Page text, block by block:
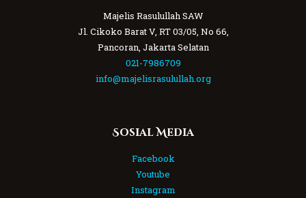
Majelis Rasulullah SAW
Jl. Cikoko Barat V, RT 03/05, No 66,
Pancoran, Jakarta Selatan
021-7986709
info@majelisrasulullah.org
Sosial Media
Facebook
Youtube
Instagram